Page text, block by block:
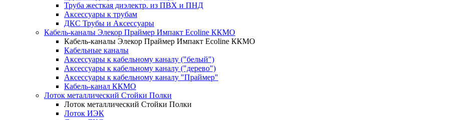
Труба жесткая диэлектр. из ПВХ и ПНД
Аксессуары к трубам
ДКС Трубы и Аксессуары
Кабель-каналы Элекор Праймер Импакт Ecoline ККМО
Кабель-каналы Элекор Праймер Импакт Ecoline ККМО
Кабельные каналы
Аксессуары к кабельному каналу ("белый")
Аксессуары к кабельному каналу ("дерево")
Аксессуары к кабельному каналу "Праймер"
Кабель-канал ККМО
Лоток металлический Стойки Полки
Лоток металлический Стойки Полки
Лоток ИЭК